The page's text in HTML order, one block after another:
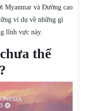
Myanmar và Đường cao
ví dụ về những gì
lĩnh vực này.
thể